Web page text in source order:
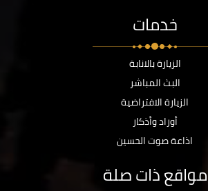
خدمات
الزيارة بالانابة
البث المباشر
الزيارة الافتراضية
أوراد وأذكار
اذاعة صوت الحسين
مواقع ذات صلة